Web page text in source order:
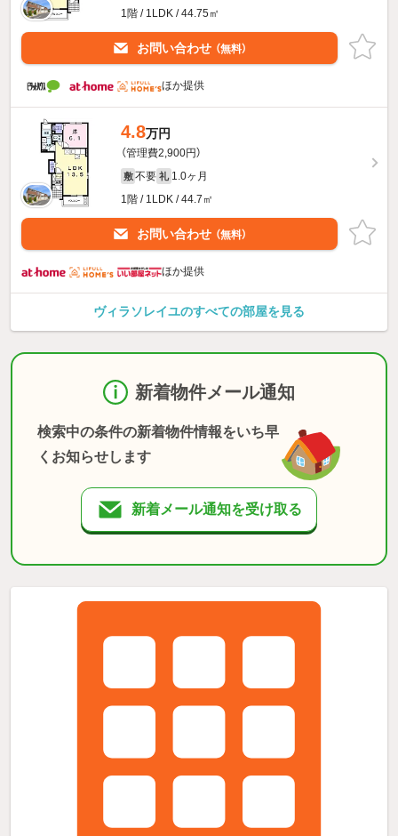
1階 / 1LDK / 44.75㎡
お問い合わせ （無料）
ほか提供
4.8万円
（管理費2,900円）
敷 不要 礼 1.0ヶ月
1階 / 1LDK / 44.7㎡
お問い合わせ （無料）
ほか提供
ヴィラソレイユのすべての部屋を見る
新着物件メール通知
検索中の条件の新着物件情報をいち早
くお知らせします
新着メール通知を受け取る